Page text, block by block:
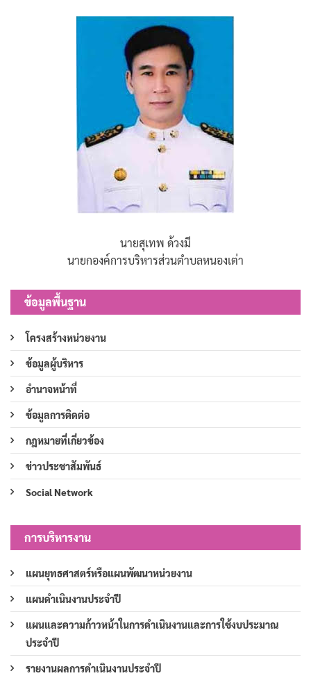
นายสุเทพ ด้วงมี
นายกองค์การบริหารส่วนตำบลหนองเต่า
ข้อมูลพื้นฐาน
โครงสร้างหน่วยงาน
ข้อมูลผู้บริหาร
อำนาจหน้าที่
ข้อมูลการติดต่อ
กฎหมายที่เกี่ยวข้อง
ข่าวประชาสัมพันธ์
Social Network
การบริหารงาน
แผนยุทธศาสตร์หรือแผนพัฒนาหน่วยงาน
แผนดำเนินงานประจำปี
แผนและความก้าวหน้าในการดำเนินงานและการใช้งบประมาณ
ประจำปี
รายงานผลการดำเนินงานประจำปี